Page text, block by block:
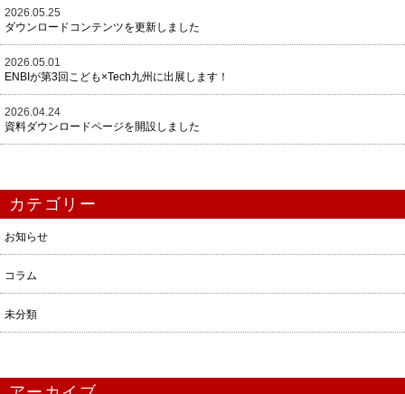
ダウンロードコンテンツを更新しました
2026.05.25
ENBIが第3回こども×Tech九州に出展します！
2026.05.01
資料ダウンロードページを開設しました
2026.04.24
カテゴリー
お知らせ
コラム
未分類